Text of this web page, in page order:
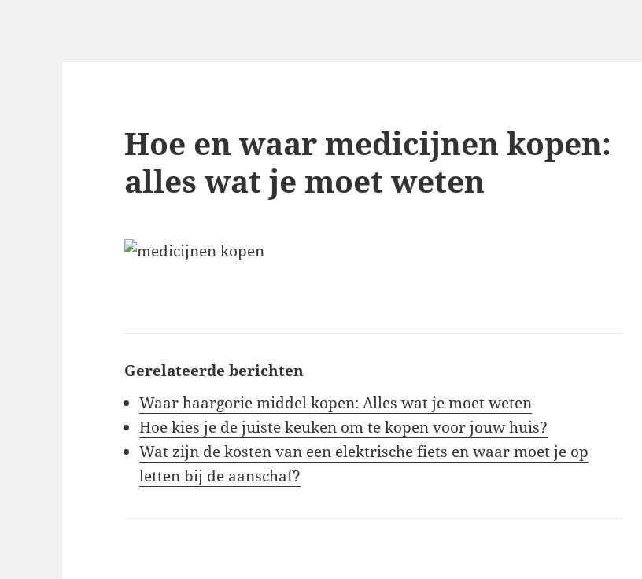
Hoe en waar medicijnen kopen:
alles wat je moet weten
Gerelateerde berichten
Waar haargorie middel kopen: Alles wat je moet weten
Hoe kies je de juiste keuken om te kopen voor jouw huis?
Wat zijn de kosten van een elektrische fiets en waar moet je op
letten bij de aanschaf?